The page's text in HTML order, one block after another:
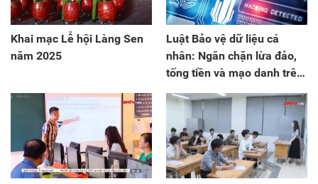
Khai mạc Lễ hội Làng Sen
năm 2025
Luật Bảo vệ dữ liệu cá
nhân: Ngăn chặn lừa đảo,
tống tiền và mạo danh trên
không gian mạng